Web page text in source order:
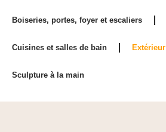
Boiseries, portes, foyer et escaliers
Cuisines et salles de bain Extérieur
Sculpture à la main